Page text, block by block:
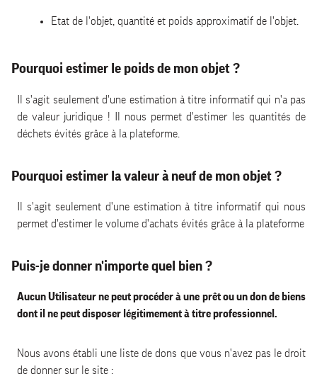
Etat de l'objet, quantité et poids approximatif de l'objet.
Pourquoi estimer le poids de mon objet ?
Il s'agit seulement d'une estimation à titre informatif qui n'a pas
de valeur juridique ! Il nous permet d'estimer les quantités de
déchets évités grâce à la plateforme.
Pourquoi estimer la valeur à neuf de mon objet ?
Il s'agit seulement d'une estimation à titre informatif qui nous
permet d'estimer le volume d'achats évités grâce à la plateforme
Puis-je donner n'importe quel bien ?
Aucun Utilisateur ne peut procéder à une prêt ou un don de biens
dont il ne peut disposer légitimement à titre professionnel.
Nous avons établi une liste de dons que vous n'avez pas le droit
de donner sur le site :